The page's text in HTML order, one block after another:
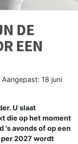
DE
EEN
Aangepast: 18 juni
U slaat
die op het moment
's avonds of op een
2027 wordt